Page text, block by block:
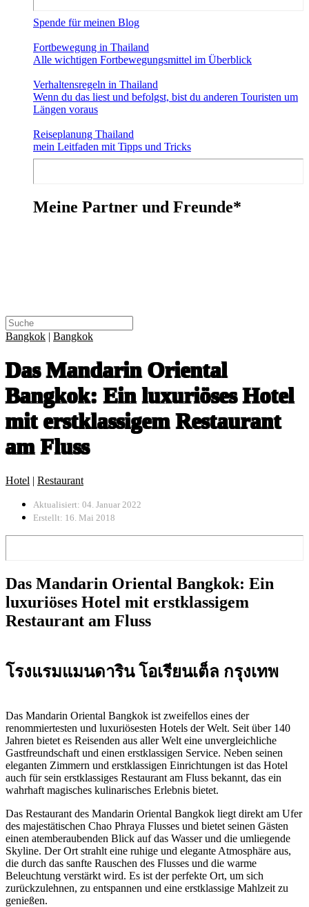
Spende für meinen Blog
Fortbewegung in Thailand
Alle wichtigen Fortbewegungsmittel im Überblick
Verhaltensregeln in Thailand
Wenn du das liest und befolgst, bist du anderen Touristen um
Längen voraus
Reiseplanung Thailand
mein Leitfaden mit Tipps und Tricks
Meine Partner und Freunde*
Bangkok | Bangkok
Das Mandarin Oriental
Bangkok: Ein luxuriöses Hotel
mit erstklassigem Restaurant
am Fluss
Hotel | Restaurant
Aktualisiert: 04. Januar 2022
Erstellt: 16. Mai 2018
Das Mandarin Oriental Bangkok: Ein
luxuriöses Hotel mit erstklassigem
Restaurant am Fluss
โรงแรมแมนดาริน โอเรียนเต็ล กรุงเทพ
Das Mandarin Oriental Bangkok ist zweifellos eines der
renommiertesten und luxuriösesten Hotels der Welt. Seit über 140
Jahren bietet es Reisenden aus aller Welt eine unvergleichliche
Gastfreundschaft und einen erstklassigen Service. Neben seinen
eleganten Zimmern und erstklassigen Einrichtungen ist das Hotel
auch für sein erstklassiges Restaurant am Fluss bekannt, das ein
wahrhaft magisches kulinarisches Erlebnis bietet.
Das Restaurant des Mandarin Oriental Bangkok liegt direkt am Ufer
des majestätischen Chao Phraya Flusses und bietet seinen Gästen
einen atemberaubenden Blick auf das Wasser und die umliegende
Skyline. Der Ort strahlt eine ruhige und elegante Atmosphäre aus,
die durch das sanfte Rauschen des Flusses und die warme
Beleuchtung verstärkt wird. Es ist der perfekte Ort, um sich
zurückzulehnen, zu entspannen und eine erstklassige Mahlzeit zu
genießen.